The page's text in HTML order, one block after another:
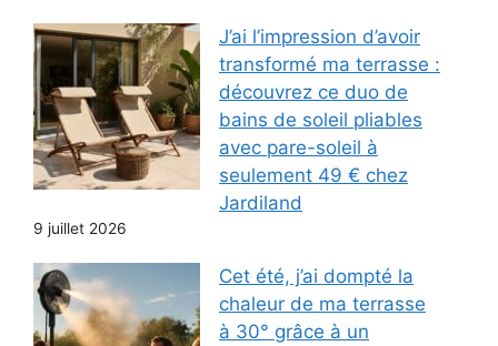
J’ai l’impression d’avoir
transformé ma terrasse :
découvrez ce duo de
bains de soleil pliables
avec pare-soleil à
seulement 49 € chez
Jardiland
9 juillet 2026
Cet été, j’ai dompté la
chaleur de ma terrasse
à 30° grâce à un